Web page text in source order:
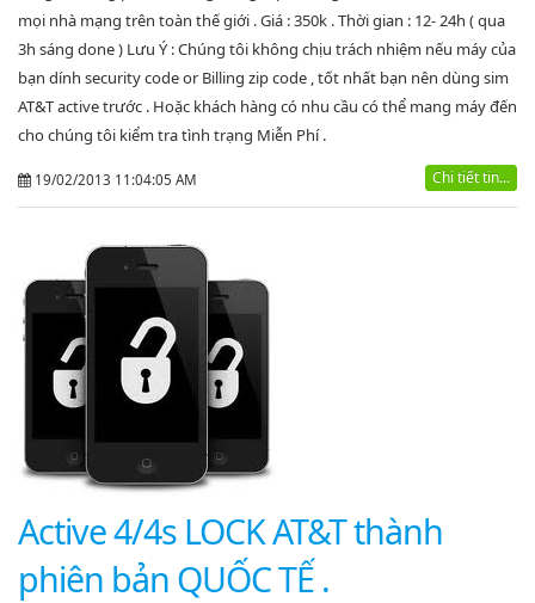
mọi nhà mạng trên toàn thế giới . Giá : 350k . Thời gian : 12- 24h ( qua
3h sáng done ) Lưu Ý : Chúng tôi không chịu trách nhiệm nếu máy của
bạn dính security code or Billing zip code , tốt nhất bạn nên dùng sim
AT&T active trước . Hoặc khách hàng có nhu cầu có thể mang máy đến
cho chúng tôi kiểm tra tình trạng Miễn Phí .
19/02/2013 11:04:05 AM Chi tiết tin...
Active 4/4s LOCK AT&T thành
phiên bản QUỐC TẾ .